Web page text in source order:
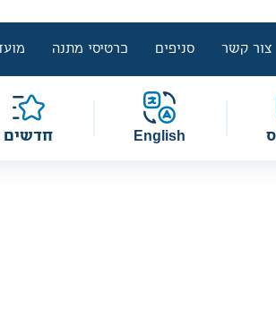
נחשבים למבצע לפי הגדרת החוק. מבצעים
צור קשר סניפים כרטיסי מתנה
English חדשים